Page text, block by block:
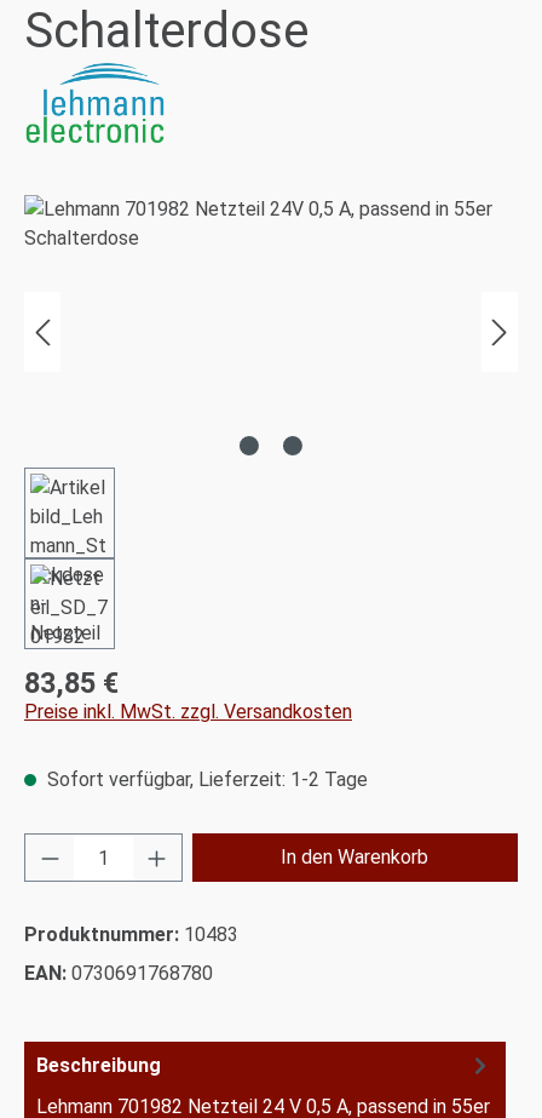
Schalterdose
Bildergalerie überspringen
Regulärer Preis:
83,85 €
Preise inkl. MwSt. zzgl. Versandkosten
Sofort verfügbar, Lieferzeit: 1-2 Tage
Produkt Anzahl: Gib den gewünschten
In den Warenkorb
Produktnummer: 10483
EAN: 0730691768780
Beschreibung
Lehmann 701982 Netzteil 24 V 0,5 A, passend in 55er